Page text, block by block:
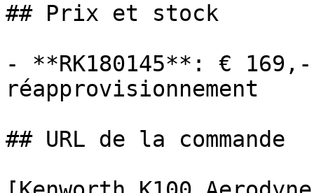
## Prix et stock
- **RK180145**: €
réapprovisionnement
## URL de la commande